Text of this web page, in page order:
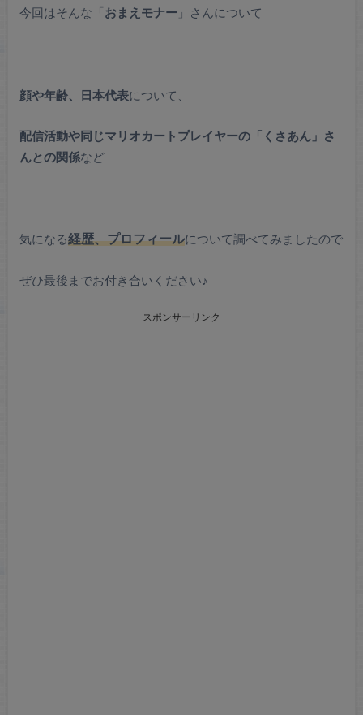
今回はそんな「おまえモナー 」さんについて
顔や年齢、日本代表について、
配信活動や同じマリオカートプレイヤーの「くさあん」さ
んとの関係など
気になる経歴、プロフィールについて調べてみましたので
ぜひ最後までお付き合いください♪
スポンサーリンク